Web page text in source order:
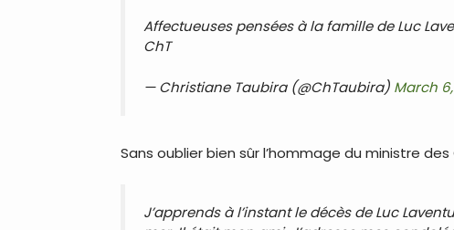
Affectueuses pensées à la famille de Luc
ChT
— Christiane Taubira (@ChTaubira) March
Sans oublier bien sûr l’hommage du ministre
J’apprends à l’instant le décès de Luc